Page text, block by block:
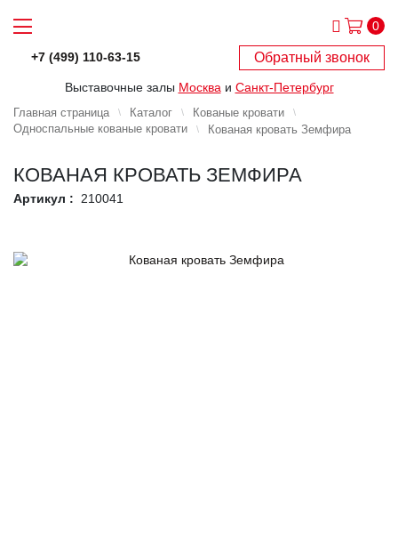
0
+7 (499) 110-63-15 Обратный звонок
Выставочные залы Москва и Санкт-Петербург
Главная страница Каталог
Кованые кровати
Односпальные кованые кровати
Кованая кровать Земфира
КОВАНАЯ КРОВАТЬ ЗЕМФИРА
Артикул : 210041